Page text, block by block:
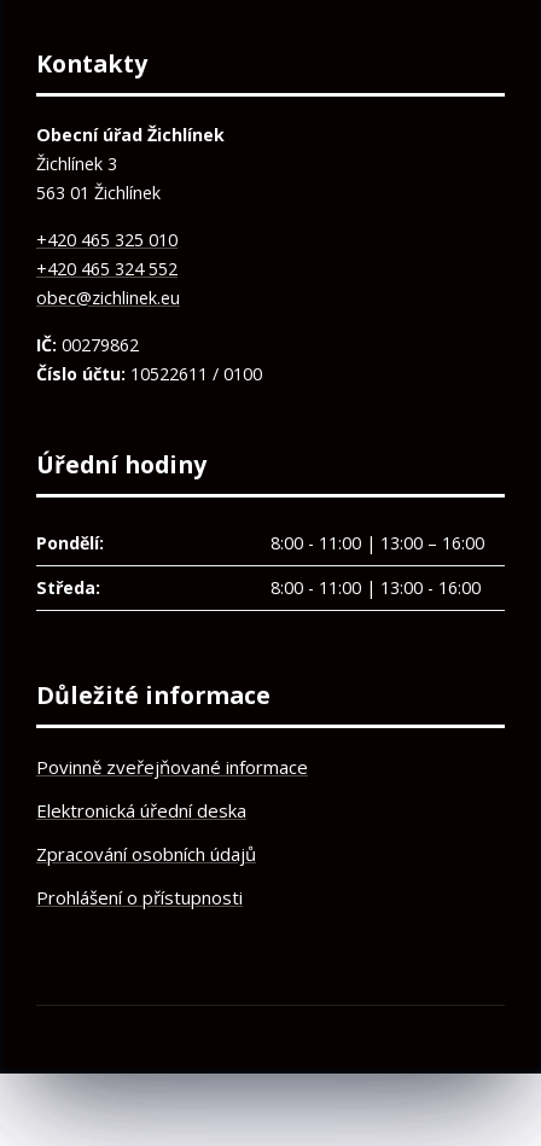
Kontakty
Obecní úřad Žichlínek
Žichlínek 3
563 01 Žichlínek
+420 465 325 010
+420 465 324 552
obec@zichlinek.eu
IČ: 00279862
Číslo účtu: 10522611 / 0100
Úřední hodiny
Pondělí:
8:00 - 11:00 | 13:00 – 16:00
Středa:
8:00 - 11:00 | 13:00 - 16:00
Důležité informace
Povinně zveřejňované informace
Elektronická úřední deska
Zpracování osobních údajů
Prohlášení o přístupnosti